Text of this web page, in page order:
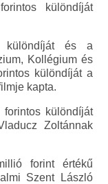
különdíját
és a
Kollégium és
különdíját a
kapta.
különdíját
Zoltánnak
forint értékű
Szent László